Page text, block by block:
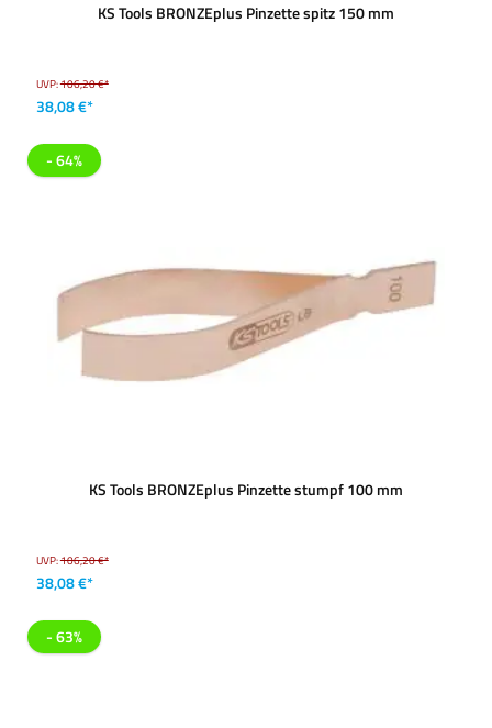
KS Tools BRONZEplus Pinzette spitz 150 mm
UVP:106,20 €*
38,08 €*
- 64%
KS Tools BRONZEplus Pinzette stumpf 100 mm
UVP:106,20 €*
38,08 €*
- 63%